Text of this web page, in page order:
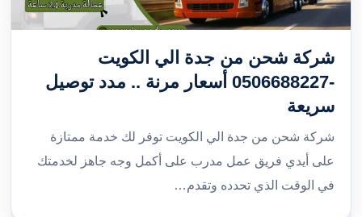
شركة شحن من جدة الي الكويت
-0506688227 أسعار مرنة .. مدد توصيل
سريعة
شركة شحن من جدة الي الكويت توفر لك خدمة ممتازة
على أيدي فريق عمل مدرب على أكمل وجه جاهز لخدمتك
في الوقت الذي تحدده وتقدم…